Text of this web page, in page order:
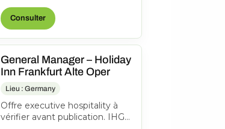
active Basic Combat Training
c...Consulter
General Manager – Holiday
Inn Frankfurt Alte Oper
Lieu : Germany
Offre executive hospitality à
vérifier avant publication. IHG